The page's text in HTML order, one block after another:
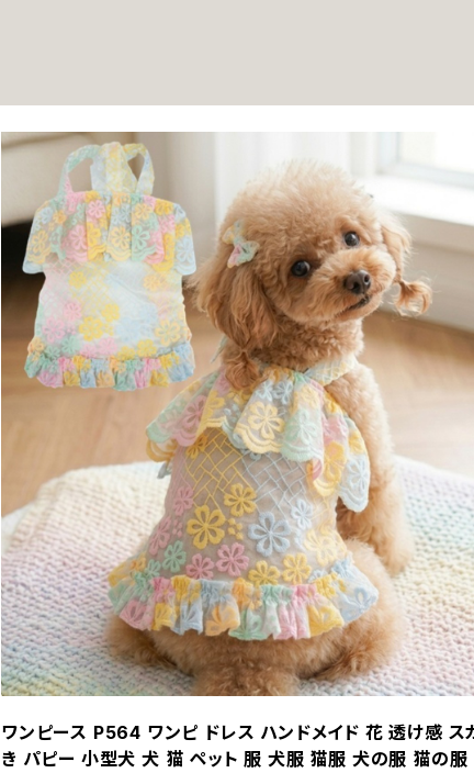
ワンピース P564 ワンピ ドレス ハンドメイド 花 透け感 ス
き パピー 小型犬 犬 猫 ペット 服 犬服 猫服 犬の服 猫の服